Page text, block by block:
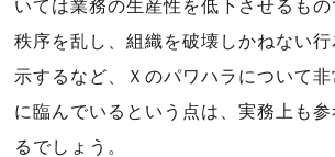
いては業務の生産性を低下させるも
秩序を乱し、組織を破壊しかねない行
示するなど、Ｘのパワハラについて
に臨んでいるという点は、実務上も参
るでしょう。